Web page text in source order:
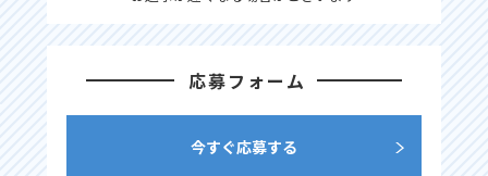
応募フォーム
今すぐ応募する